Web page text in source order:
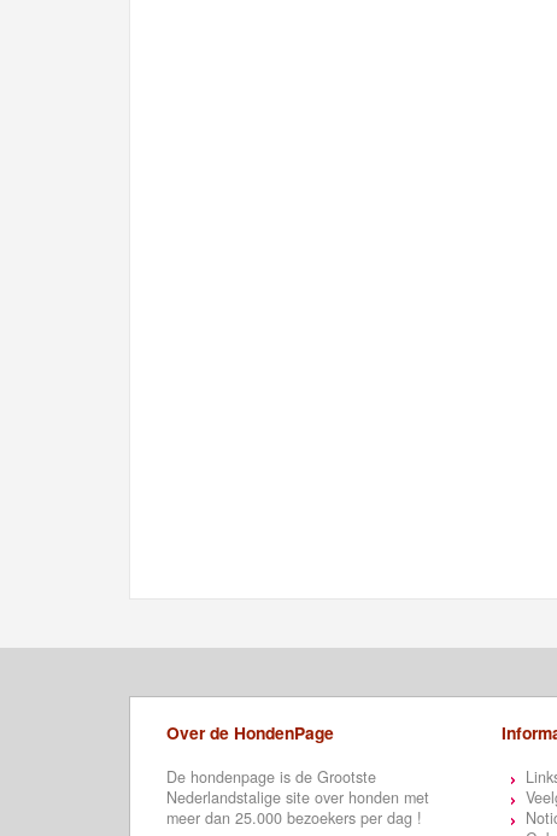
Over de HondenPage
De hondenpage is de Grootste
Nederlandstalige site over honden met
meer dan 25.000 bezoekers per dag !